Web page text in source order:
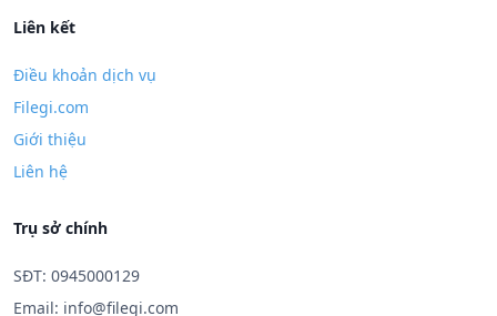
Liên kết
Điều khoản dịch vụ
Filegi.com
Giới thiệu
Liên hệ
Trụ sở chính
SĐT: 0945000129
Email: info@filegi.com